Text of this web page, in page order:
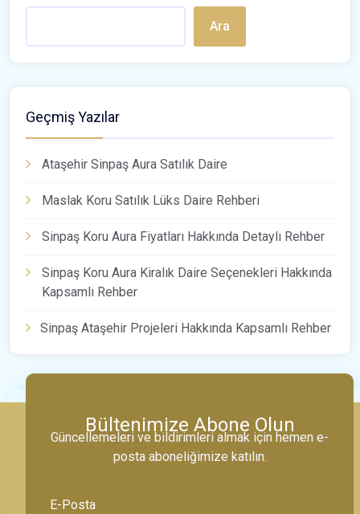
Ara
Geçmiş Yazılar
Ataşehir Sinpaş Aura Satılık Daire
Maslak Koru Satılık Lüks Daire Rehberi
Sinpaş Koru Aura Fiyatları Hakkında Detaylı Rehber
Sinpaş Koru Aura Kiralık Daire Seçenekleri Hakkında
Kapsamlı Rehber
Sinpaş Ataşehir Projeleri Hakkında Kapsamlı Rehber
Bültenimize Abone Olun
Güncellemeleri ve bildirimleri almak için hemen e-
posta aboneliğimize katılın.
E-Posta